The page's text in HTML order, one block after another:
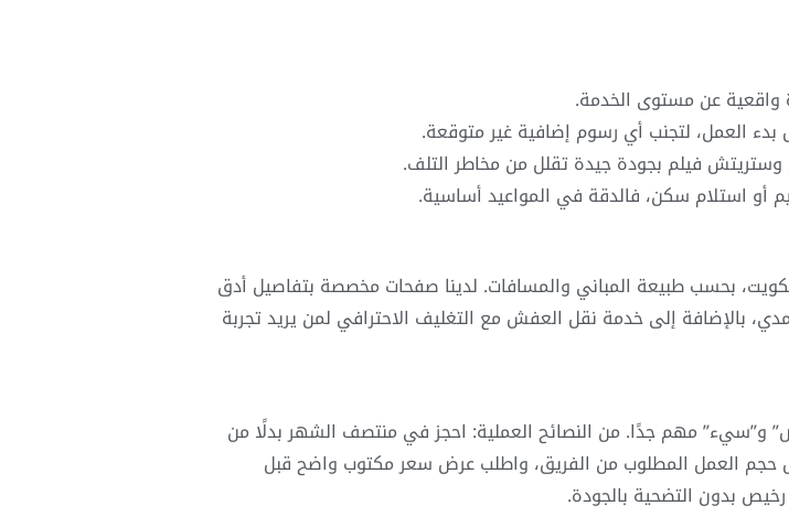
واقعية عن مستوى الخدمة.
العمل، لتجنب أي رسوم إضافية غير متوقعة.
فيلم بجودة جيدة تقلل من مخاطر التلف.
أو استلام سكن، فالدقة في المواعيد أساسية.
بحسب طبيعة المباني والمسافات. لدينا صفحات مخصصة بتفاصيل أدق
إلى خدمة نقل العفش مع التغليف الاحترافي لمن يريد تجربة
و”سيء” مهم جدًا. من النصائح العملية: احجز في منتصف الشهر بدلًا من
حجم العمل المطلوب من الفريق، واطلب عرض سعر مكتوب واضح قبل
بدون التضحية بالجودة.